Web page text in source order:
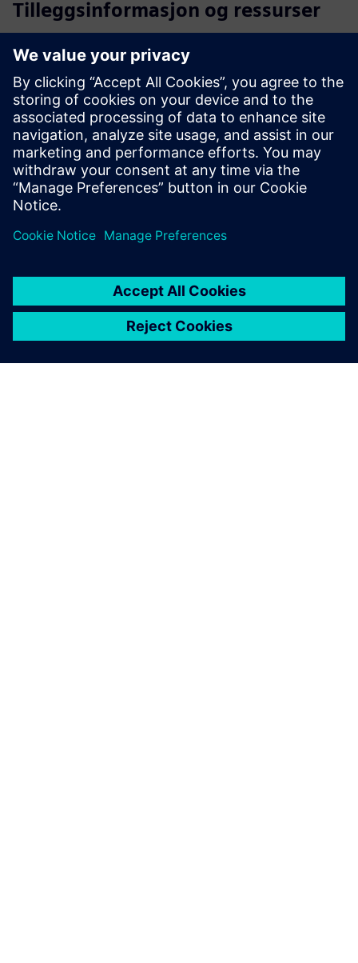
Tilleggsinformasjon og ressurser
AnyMal spesifikasjonsark
AnyMal X Spesifikasjonsark
Demo Link
Mer informasjon
Forutsetninger
ingen